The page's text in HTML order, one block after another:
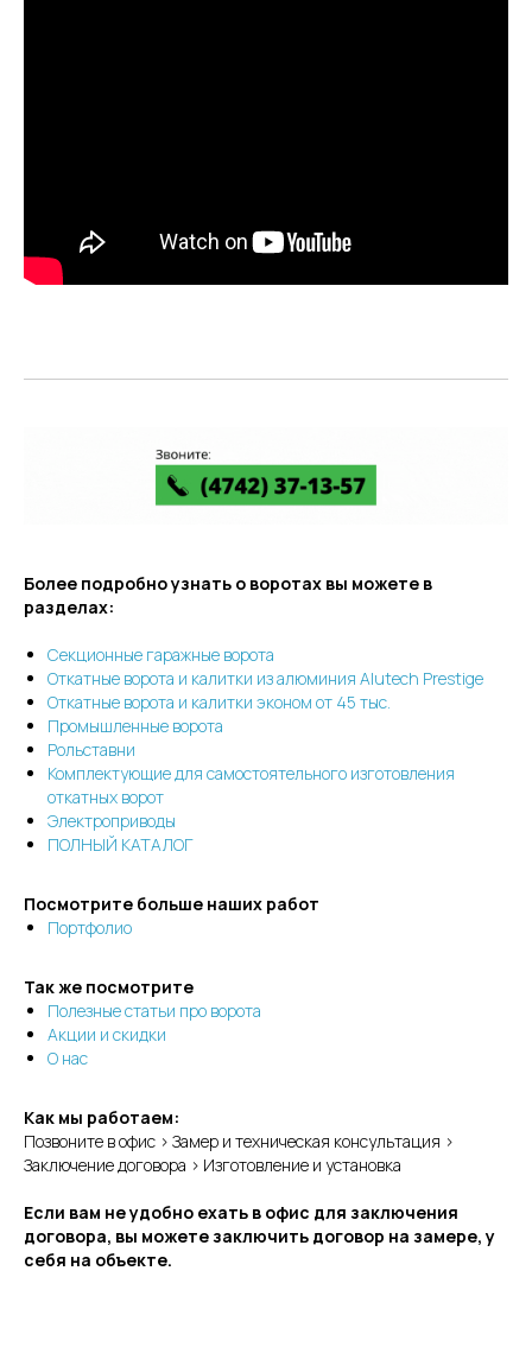
Более подробно узнать о воротах вы можете в
разделах:
Секционные гаражные ворота
Откатные ворота и калитки из алюминия Alutech Prestige
Откатные ворота и калитки эконом от 45 тыс.
Промышленные ворота
Рольставни
Комплектующие для самостоятельного изготовления
откатных ворот
Электроприводы
ПОЛНЫЙ КАТАЛОГ
Посмотрите больше наших работ
Портфолио
Так же посмотрите
Полезные статьи про ворота
Акции и скидки
О нас
Как мы работаем:
Позвоните в офис > Замер и техническая консультация >
Заключение договора > Изготовление и установка
Если вам не удобно ехать в офис для заключения
договора, вы можете заключить договор на замере, у
себя на объекте.